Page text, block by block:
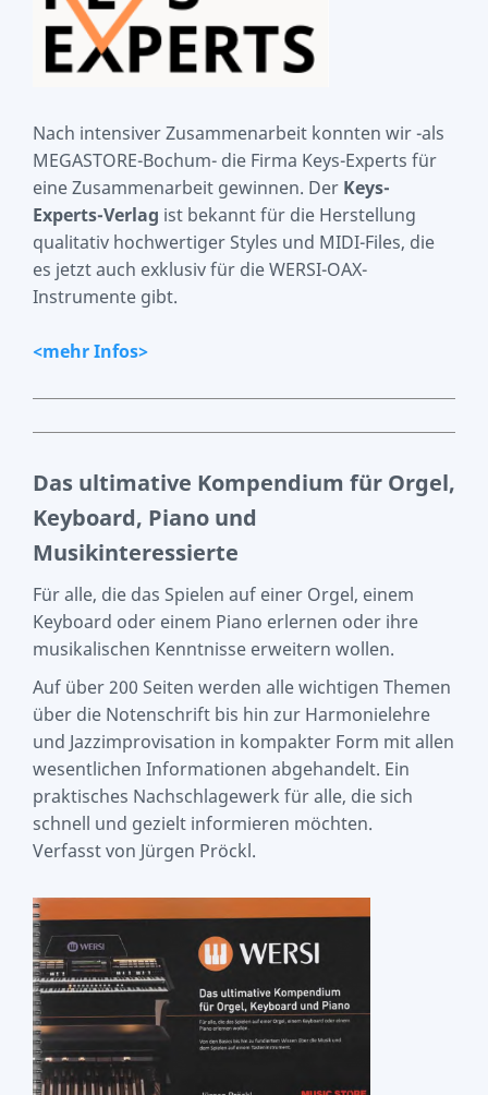
Nach intensiver Zusammenarbeit konnten wir -als
MEGASTORE-Bochum- die Firma Keys-Experts für
eine Zusammenarbeit gewinnen. Der Keys-
Experts-Verlag ist bekannt für die Herstellung
qualitativ hochwertiger Styles und MIDI-Files, die
es jetzt auch exklusiv für die WERSI-OAX-
Instrumente gibt.
<mehr Infos>
Das ultimative Kompendium für Orgel,
Keyboard, Piano und
Musikinteressierte
Für alle, die das Spielen auf einer Orgel, einem
Keyboard oder einem Piano erlernen oder ihre
musikalischen Kenntnisse erweitern wollen.
Auf über 200 Seiten werden alle wichtigen Themen
über die Notenschrift bis hin zur Harmonielehre
und Jazzimprovisation in kompakter Form mit allen
wesentlichen Informationen abgehandelt. Ein
praktisches Nachschlagewerk für alle, die sich
schnell und gezielt informieren möchten.
Verfasst von Jürgen Pröckl.